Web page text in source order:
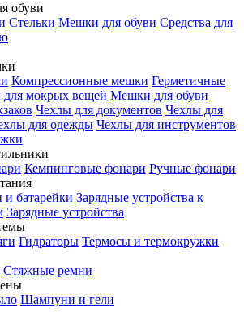
обуви
Стельки Мешки для обуви Средства для
Компрессионные мешки Герметичные
мокрых вещей Мешки для обуви
Чехлы для документов Чехлы для
для одежды Чехлы для инструментов
Кемпинговые фонари Ручные фонари
батарейки Зарядные устройства к
Зарядные устройства
Гидраторы Термосы и термокружки
Стяжные ремни
Шампуни и гели